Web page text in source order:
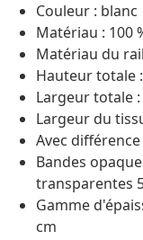
Couleur : blanc
Matériau : 100
Matériau du
Hauteur totale
Largeur totale :
Largeur du
Avec différence
Bandes
transparentes
Gamme
cm